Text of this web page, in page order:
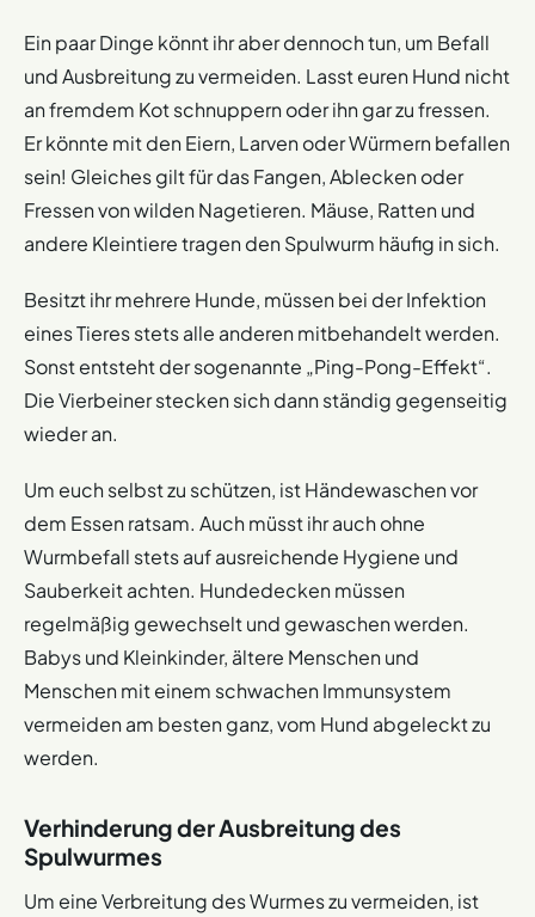
Ein paar Dinge könnt ihr aber dennoch tun, um Befall
und Ausbreitung zu vermeiden. Lasst euren Hund nicht
an fremdem Kot schnuppern oder ihn gar zu fressen.
Er könnte mit den Eiern, Larven oder Würmern befallen
sein! Gleiches gilt für das Fangen, Ablecken oder
Fressen von wilden Nagetieren. Mäuse, Ratten und
andere Kleintiere tragen den Spulwurm häufig in sich.
Besitzt ihr mehrere Hunde, müssen bei der Infektion
eines Tieres stets alle anderen mitbehandelt werden.
Sonst entsteht der sogenannte „Ping-Pong-Effekt“.
Die Vierbeiner stecken sich dann ständig gegenseitig
wieder an.
Um euch selbst zu schützen, ist Händewaschen vor
dem Essen ratsam. Auch müsst ihr auch ohne
Wurmbefall stets auf ausreichende Hygiene und
Sauberkeit achten. Hundedecken müssen
regelmäßig gewechselt und gewaschen werden.
Babys und Kleinkinder, ältere Menschen und
Menschen mit einem schwachen Immunsystem
vermeiden am besten ganz, vom Hund abgeleckt zu
werden.
Verhinderung der Ausbreitung des
Spulwurmes
Um eine Verbreitung des Wurmes zu vermeiden, ist